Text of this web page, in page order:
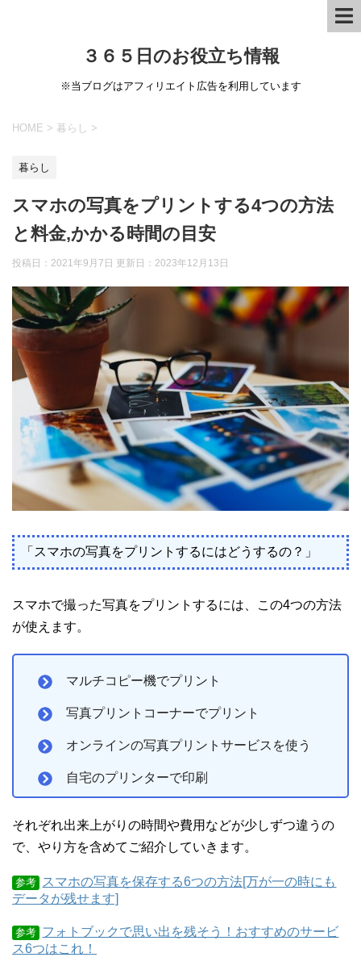
３６５日のお役立ち情報
※当ブログはアフィリエイト広告を利用しています
HOME > 暮らし >
暮らし
スマホの写真をプリントする4つの方法
と料金,かかる時間の目安
投稿日：2021年9月7日 更新日： 2023年12月13日
「スマホの写真をプリントするにはどうするの？」
スマホで撮った写真をプリントするには、この4つの方法
が使えます。
マルチコピー機でプリント
写真プリントコーナーでプリント
オンラインの写真プリントサービスを使う
自宅のプリンターで印刷
それぞれ出来上がりの時間や費用などが少しずつ違うの
で、やり方を含めてご紹介していきます。
参考
スマホの写真を保存する6つの方法[万が一の時にも
データが残せます]
参考 フォトブックで思い出を残そう！おすすめのサービ
ス6つはこれ！